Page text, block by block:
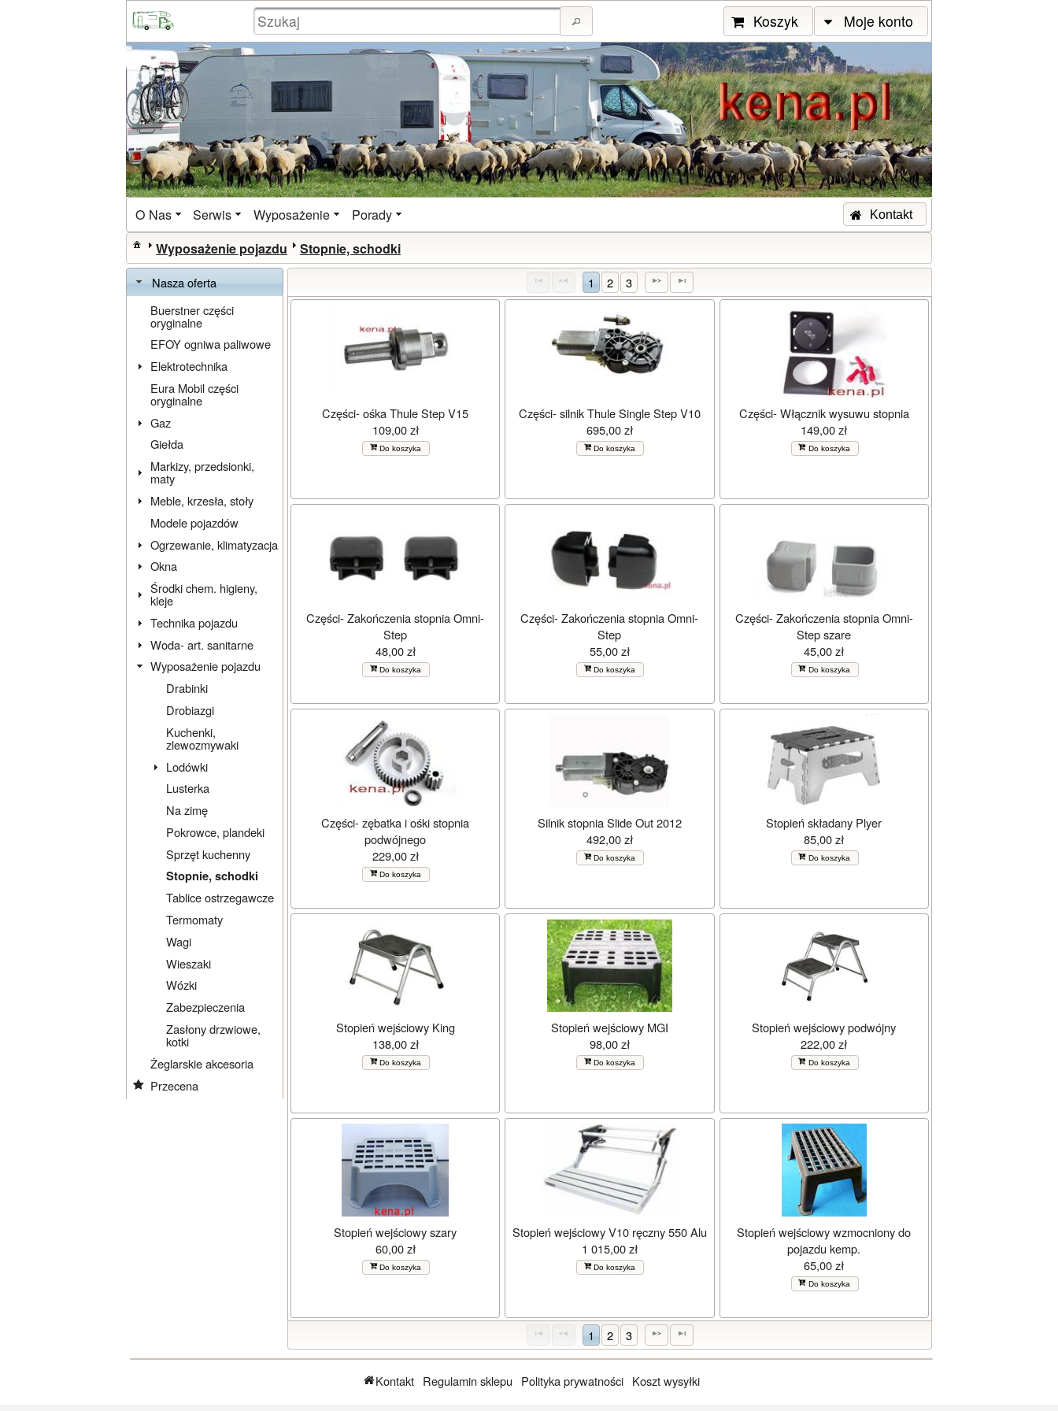
Koszyk Moje konto
O Nas Serwis Wyposażenie Porady Kontakt
Wyposażenie pojazdu Stopnie, schodki
Nasza oferta
Buerstner części
oryginalne
EFOY ogniwa paliwowe
Elektrotechnika
Eura Mobil części
oryginalne
Gaz
Giełda
Markizy, przedsionki,
maty
Meble, krzesła, stoły
Modele pojazdów
Ogrzewanie, klimatyzacja
Okna
Środki chem. higieny,
kleje
Technika pojazdu
Woda- art. sanitarne
Wyposażenie pojazdu
Drabinki
Drobiazgi
Kuchenki,
zlewozmywaki
Lodówki
Lusterka
Na zimę
Pokrowce, plandeki
Sprzęt kuchenny
Stopnie, schodki
Tablice ostrzegawcze
Termomaty
Wagi
Wieszaki
Wózki
Zabezpieczenia
Zasłony drzwiowe,
kotki
Żeglarskie akcesoria
Przecena
1 2 3
Części- ośka Thule Step V15
109,00 zł
Do koszyka
Części- silnik Thule Single Step V10
695,00 zł
Do koszyka
Części- Włącznik wysuwu stopnia
149,00 zł
Do koszyka
Części- Zakończenia stopnia Omni-
Step
48,00 zł
Do koszyka
Części- Zakończenia stopnia Omni-
Step
55,00 zł
Do koszyka
Części- Zakończenia stopnia Omni-
Step szare
45,00 zł
Do koszyka
Części- zębatka i ośki stopnia
podwójnego
229,00 zł
Do koszyka
Silnik stopnia Slide Out 2012
492,00 zł
Do koszyka
Stopień składany Plyer
85,00 zł
Do koszyka
Stopień wejściowy King
138,00 zł
Do koszyka
Stopień wejściowy MGI
98,00 zł
Do koszyka
Stopień wejściowy podwójny
222,00 zł
Do koszyka
Stopień wejściowy szary
60,00 zł
Do koszyka
Stopień wejściowy V10 ręczny 550 Alu
1 015,00 zł
Do koszyka
Stopień wejściowy wzmocniony do
pojazdu kemp.
65,00 zł
Do koszyka
1 2 3
Kontakt Regulamin sklepu Polityka prywatności Koszt wysyłki